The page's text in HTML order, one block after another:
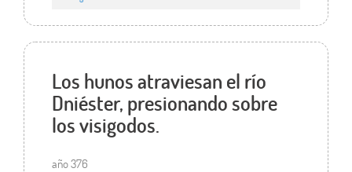
Los hunos atraviesan el río
Dniéster, presionando sobre
los visigodos.
año 376